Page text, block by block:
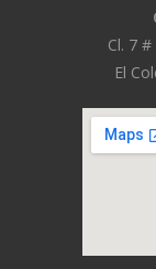
Cl. 7
El